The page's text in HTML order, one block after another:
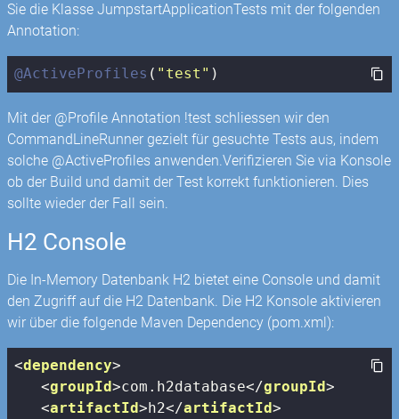
Sie die Klasse JumpstartApplicationTests mit der folgenden
Annotation:
@ActiveProfiles ( "test" )
Mit der @Profile Annotation !test schliessen wir den
CommandLineRunner gezielt für gesuchte Tests aus, indem
solche @ActiveProfiles anwenden.Verifizieren Sie via Konsole
ob der Build und damit der Test korrekt funktionieren. Dies
sollte wieder der Fall sein.
H2 Console
Die In-Memory Datenbank H2 bietet eine Console und damit
den Zugriff auf die H2 Datenbank. Die H2 Konsole aktivieren
wir über die folgende Maven Dependency (pom.xml):
<dependency>
<groupId>com.h2database</groupId>
<artifactId>h2</artifactId>